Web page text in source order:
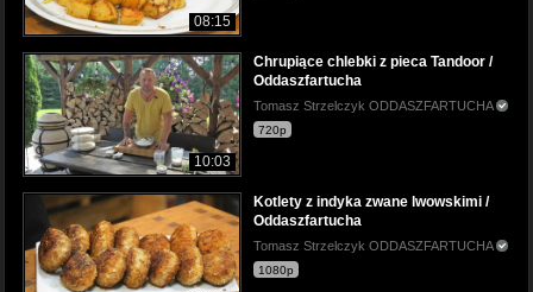
08:15
10:03
Chrupiące chlebki z pieca Tandoor /
Oddaszfartucha
Tomasz Strzelczyk ODDASZFARTUCHA
720p
Kotlety z indyka zwane lwowskimi /
Oddaszfartucha
Tomasz Strzelczyk ODDASZFARTUCHA
1080p